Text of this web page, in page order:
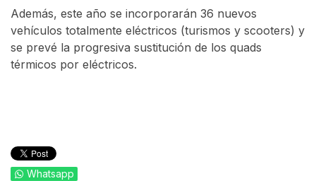
Además, este año se incorporarán 36 nuevos
vehículos totalmente eléctricos (turismos y scooters) y
se prevé la progresiva sustitución de los quads
térmicos por eléctricos.
Whatsapp